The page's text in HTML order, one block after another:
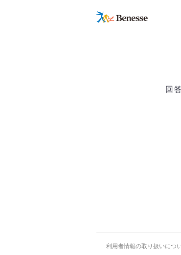
回
利用者情報の取り扱いにつ